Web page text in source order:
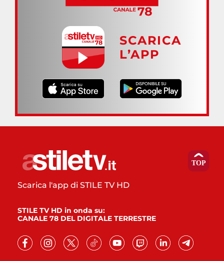
SCARICA
L’APP
Scarica l'app di STILE TV HD
STILE TV HD in onda su:
CANALE 78 DEL DIGITALE TERRESTRE